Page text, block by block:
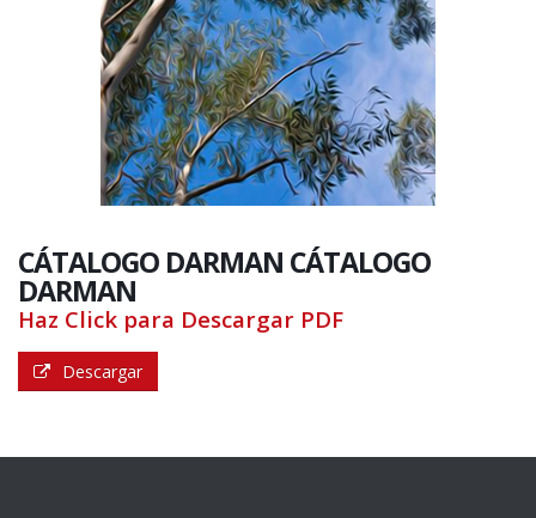
CÁTALOGO DARMAN CÁTALOGO
DARMAN
Haz Click para Descargar PDF
Descargar